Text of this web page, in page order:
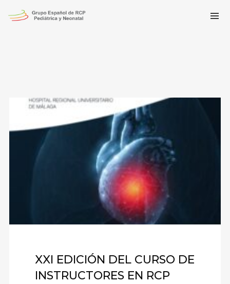
Grupo Español de RCP
XXI EDICIÓN DEL CURSO DE
INSTRUCTORES EN RCP